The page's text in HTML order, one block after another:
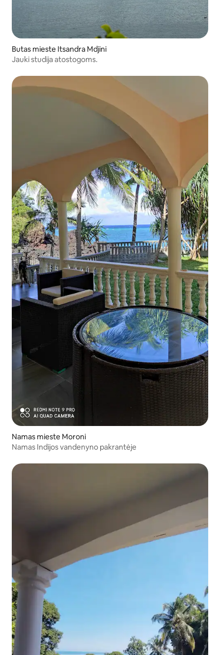
Butas mieste Itsandra Mdjini
Jauki studija atostogoms.
Namas mieste Moroni
Namas Indijos vandenyno pakrantėje